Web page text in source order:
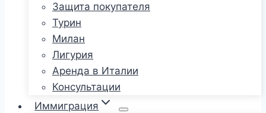
Защита покупателя
Турин
Милан
Лигурия
Аренда в Италии
Консультации
Иммиграция